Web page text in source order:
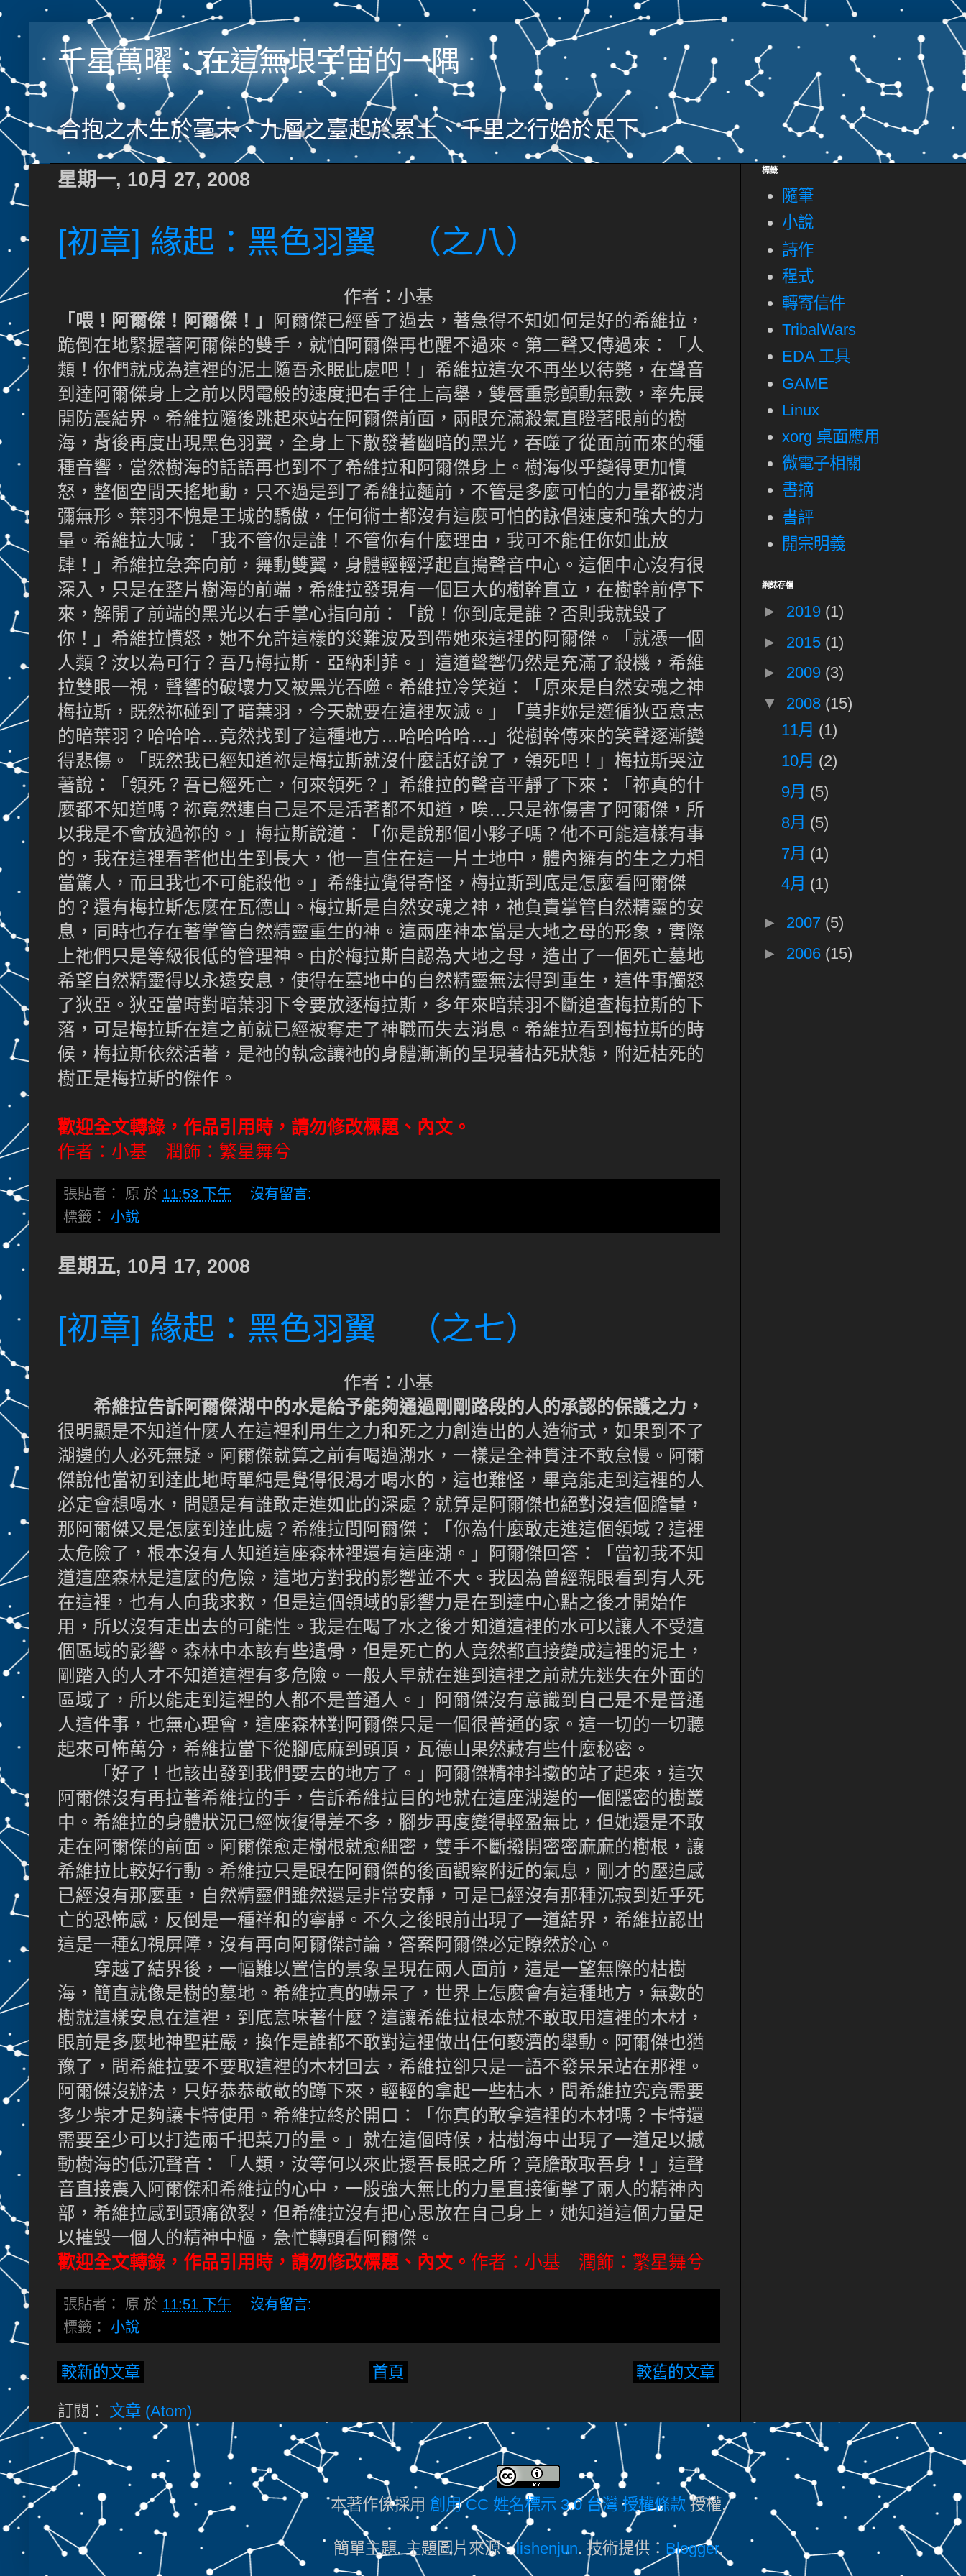
千星萬曜：在這無垠宇宙的一隅
合抱之木生於毫末、九層之臺起於累土、千里之行始於足下
星期一, 10月 27, 2008
[初章] 緣起：黑色羽翼 （之八）
作者：小基
「喂！阿爾傑！阿爾傑！」
阿爾傑已經昏了過去，著急得不知如何是好的希維拉，
跪倒在地緊握著阿爾傑的雙手，就怕阿爾傑再也醒不過來。第二聲又傳過來：「人
類！你們就成為這裡的泥土隨吾永眠此處吧！」希維拉這次不再坐以待斃，在聲音
到達阿爾傑身上之前以閃電般的速度把右手往上高舉，雙唇重影顫動無數，率先展
開防震結界。希維拉隨後跳起來站在阿爾傑前面，兩眼充滿殺氣直瞪著眼前的樹
海，背後再度出現黑色羽翼，全身上下散發著幽暗的黑光，吞噬了從面前而來的種
種音響，當然樹海的話語再也到不了希維拉和阿爾傑身上。樹海似乎變得更加憤
怒，整個空間天搖地動，只不過是到了希維拉麵前，不管是多麼可怕的力量都被消
彌無形。葉羽不愧是王城的驕傲，任何術士都沒有這麼可怕的詠倡速度和強大的力
量。希維拉大喊：「我不管你是誰！不管你有什麼理由，我可不能任你如此放
肆！」希維拉急奔向前，舞動雙翼，身體輕輕浮起直搗聲音中心。這個中心沒有很
深入，只是在整片樹海的前端，希維拉發現有一個巨大的樹幹直立，在樹幹前停下
來，解開了前端的黑光以右手掌心指向前：「說！你到底是誰？否則我就毀了
你！」希維拉憤怒，她不允許這樣的災難波及到帶她來這裡的阿爾傑。「就憑一個
人類？汝以為可行？吾乃梅拉斯．亞納利菲。」這道聲響仍然是充滿了殺機，希維
拉雙眼一視，聲響的破壞力又被黑光吞噬。希維拉冷笑道：「原來是自然安魂之神
梅拉斯，既然祢碰到了暗葉羽，今天就要在這裡灰滅。」「莫非妳是遵循狄亞意志
的暗葉羽？哈哈哈…竟然找到了這種地方…哈哈哈哈…」從樹幹傳來的笑聲逐漸變
得悲傷。「既然我已經知道祢是梅拉斯就沒什麼話好說了，領死吧！」梅拉斯哭泣
著說：「領死？吾已經死亡，何來領死？」希維拉的聲音平靜了下來：「祢真的什
麼都不知道嗎？祢竟然連自己是不是活著都不知道，唉…只是祢傷害了阿爾傑，所
以我是不會放過祢的。」梅拉斯說道：「你是說那個小夥子嗎？他不可能這樣有事
的，我在這裡看著他出生到長大，他一直住在這一片土地中，體內擁有的生之力相
當驚人，而且我也不可能殺他。」希維拉覺得奇怪，梅拉斯到底是怎麼看阿爾傑
的？還有梅拉斯怎麼在瓦德山。梅拉斯是自然安魂之神，祂負責掌管自然精靈的安
息，同時也存在著掌管自然精靈重生的神。這兩座神本當是大地之母的形象，實際
上祂們只是等級很低的管理神。由於梅拉斯自認為大地之母，造出了一個死亡墓地
希望自然精靈得以永遠安息，使得在墓地中的自然精靈無法得到重生，這件事觸怒
了狄亞。狄亞當時對暗葉羽下令要放逐梅拉斯，多年來暗葉羽不斷追查梅拉斯的下
落，可是梅拉斯在這之前就已經被奪走了神職而失去消息。希維拉看到梅拉斯的時
候，梅拉斯依然活著，是祂的執念讓祂的身體漸漸的呈現著枯死狀態，附近枯死的
樹正是梅拉斯的傑作。
歡迎全文轉錄，作品引用時，請勿修改標題、內文。
作者：小基 潤飾：繁星舞兮
張貼者： 原 於 11:53 下午
沒有留言:
標籤： 小說
星期五, 10月 17, 2008
[初章] 緣起：黑色羽翼 （之七）
作者：小基
希維拉告訴阿爾傑湖中的水是給予能夠通過剛剛路段的人的承認的保護之力，
很明顯是不知道什麼人在這裡利用生之力和死之力創造出的人造術式，如果到不了
湖邊的人必死無疑。阿爾傑就算之前有喝過湖水，一樣是全神貫注不敢怠慢。阿爾
傑說他當初到達此地時單純是覺得很渴才喝水的，這也難怪，畢竟能走到這裡的人
必定會想喝水，問題是有誰敢走進如此的深處？就算是阿爾傑也絕對沒這個膽量，
那阿爾傑又是怎麼到達此處？希維拉問阿爾傑：「你為什麼敢走進這個領域？這裡
太危險了，根本沒有人知道這座森林裡還有這座湖。」阿爾傑回答：「當初我不知
道這座森林是這麼的危險，這地方對我的影響並不大。我因為曾經親眼看到有人死
在這裡，也有人向我求救，但是這個領域的影響力是在到達中心點之後才開始作
用，所以沒有走出去的可能性。我是在喝了水之後才知道這裡的水可以讓人不受這
個區域的影響。森林中本該有些遺骨，但是死亡的人竟然都直接變成這裡的泥土，
剛踏入的人才不知道這裡有多危險。一般人早就在進到這裡之前就先迷失在外面的
區域了，所以能走到這裡的人都不是普通人。」阿爾傑沒有意識到自己是不是普通
人這件事，也無心理會，這座森林對阿爾傑只是一個很普通的家。這一切的一切聽
起來可怖萬分，希維拉當下從腳底麻到頭頂，瓦德山果然藏有些什麼秘密。
「好了！也該出發到我們要去的地方了。」阿爾傑精神抖擻的站了起來，這次
阿爾傑沒有再拉著希維拉的手，告訴希維拉目的地就在這座湖邊的一個隱密的樹叢
中。希維拉的身體狀況已經恢復得差不多，腳步再度變得輕盈無比，但她還是不敢
走在阿爾傑的前面。阿爾傑愈走樹根就愈細密，雙手不斷撥開密密麻麻的樹根，讓
希維拉比較好行動。希維拉只是跟在阿爾傑的後面觀察附近的氣息，剛才的壓迫感
已經沒有那麼重，自然精靈們雖然還是非常安靜，可是已經沒有那種沉寂到近乎死
亡的恐怖感，反倒是一種祥和的寧靜。不久之後眼前出現了一道結界，希維拉認出
這是一種幻視屏障，沒有再向阿爾傑討論，答案阿爾傑必定瞭然於心。
穿越了結界後，一幅難以置信的景象呈現在兩人面前，這是一望無際的枯樹
海，簡直就像是樹的墓地。希維拉真的嚇呆了，世界上怎麼會有這種地方，無數的
樹就這樣安息在這裡，到底意味著什麼？這讓希維拉根本就不敢取用這裡的木材，
眼前是多麼地神聖莊嚴，換作是誰都不敢對這裡做出任何褻瀆的舉動。阿爾傑也猶
豫了，問希維拉要不要取這裡的木材回去，希維拉卻只是一語不發呆呆站在那裡。
阿爾傑沒辦法，只好恭恭敬敬的蹲下來，輕輕的拿起一些枯木，問希維拉究竟需要
多少柴才足夠讓卡特使用。希維拉終於開口：「你真的敢拿這裡的木材嗎？卡特還
需要至少可以打造兩千把菜刀的量。」就在這個時候，枯樹海中出現了一道足以撼
動樹海的低沉聲音：「人類，汝等何以來此擾吾長眠之所？竟膽敢取吾身！」這聲
音直接震入阿爾傑和希維拉的心中，一股強大無比的力量直接衝擊了兩人的精神內
部，希維拉感到頭痛欲裂，但希維拉沒有把心思放在自己身上，她知道這個力量足
以摧毀一個人的精神中樞，急忙轉頭看阿爾傑。
歡迎全文轉錄，作品引用時，請勿修改標題、內文。 作者：小基 潤飾：繁星舞兮
張貼者： 原 於 11:51 下午
沒有留言:
標籤： 小說
較新的文章 較舊的文章
首頁
訂閱： 文章 (Atom)
標籤
隨筆
小說
詩作
程式
轉寄信件
TribalWars
EDA 工具
GAME
Linux
xorg 桌面應用
微電子相關
書摘
書評
開宗明義
網誌存檔
► 2019 (1)
► 2015 (1)
► 2009 (3)
▼ 2008 (15)
11月 (1)
10月 (2)
9月 (5)
8月 (5)
7月 (1)
4月 (1)
► 2007 (5)
► 2006 (15)
本著作係採用 創用 CC 姓名標示 3.0 台灣 授權條款 授權.
簡單主題. 主題圖片來源：lishenjun. 技術提供： Blogger.